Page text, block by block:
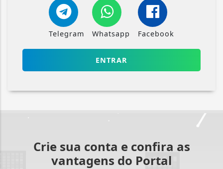
Telegram Whatsapp Facebook
ENTRAR
Crie sua conta e confira as
vantagens do Portal